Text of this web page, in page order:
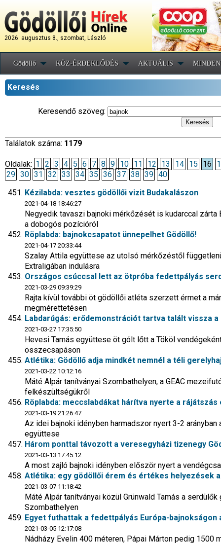
2026. augusztus 8., szombat, László
Gödöllő KÖZ-ÉRDEKLŐDÉS AKTUÁLIS
Keresés
Keresendő szöveg:
Találatok száma: 1179
Oldalak: 1 2 3 4 5 6 7 8 9 10 11 12 13 14 15 16
29 30 31 32 33 34 35 36 37 38 39 40
Kézilabda: vesztes gödöllői vizit Budakalászon
2021-04-18 18:46:27
Negyedik tavaszi bajnoki mérkőzését is kudarccal
a dobogós pozícióról
Röplabda: bajnokcsapatot ünnepelhet Gödöllő!
2021-04-17 20:33:44
Szalay Attila együttese az utolsó mérkőzéstől
Extraligában indulásra
Országos csúccsal lett az ötpróba fedettpályás
2021-03-29 09:39:29
Rajta kívül további öt gödöllői atléta szerzett érmet a
megmérettetésen
Labdarúgás: erődemonstrációt tartva talált vissza
2021-03-27 17:35:50
Hevesi Tamás együttese öt gólt lőtt a Tököl
összecsapáson
Atlétika: Gödöllő adja mindkét nemnél a téli
2021-03-22 10:12:16
Máté Alpár tanítványai Szombathelyen, a GEAC
felkészültségükről
Röplabda: meccslabdákat hárítva nyerte a
2021-03-19 21:26:47
Az idei bajnoki idényben harmadszor nyert 3-2
együttese
Három ponttal távozott a veresegyházi tizenegy
2021-03-13 17:45:12
A most zajló bajnoki idényben először nyert a
Atlétika: egy gödöllői érem és értékes helyezések
2021-03-07 11:18:42
Máté Alpár tanítványai közül Grünwald Tamás a
Szombathelyen
Egyet futhattak a fedettpályás Európa-bajnokságon
2021-03-05 12:17:08
Nádházy Evelin 400 méteren, Pápai Márton pedig 1500